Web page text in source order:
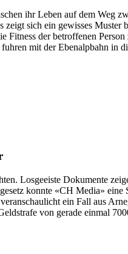
ihr Leben auf dem Weg
sich ein gewisses
Fitness der betroffenen
mit der Ebenalpbahn in
Losgeeiste Dokumente
konnte «CH Media»
ein Fall aus
von gerade einmal